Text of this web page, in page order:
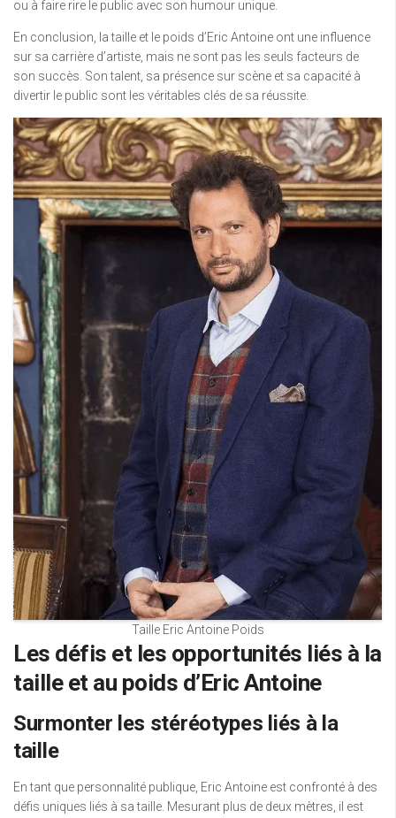
ou à faire rire le public avec son humour unique.
En conclusion, la taille et le poids d’Eric Antoine ont une influence
sur sa carrière d’artiste, mais ne sont pas les seuls facteurs de
son succès. Son talent, sa présence sur scène et sa capacité à
divertir le public sont les véritables clés de sa réussite.
Taille Eric Antoine Poids
Les défis et les opportunités liés à la
taille et au poids d’Eric Antoine
Surmonter les stéréotypes liés à la
taille
En tant que personnalité publique, Eric Antoine est confronté à des
défis uniques liés à sa taille. Mesurant plus de deux mètres, il est